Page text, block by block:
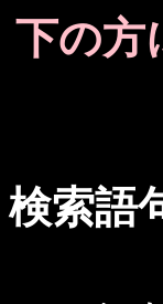
下の方
検索語